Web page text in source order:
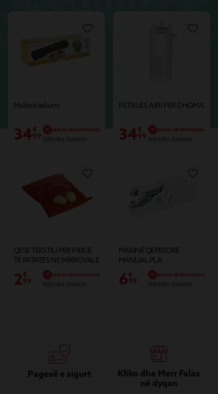
O
TË
ALE
GJE
Makinë vakumi
34€
99
NUK KA NË DISPOZICION
FILTRUES AJRI PER DHOMA
34€
99
NUK KA NË DISPOZICION
QESE TEKSTILI PER PJEKJE
TE PATATES NE MIKROVALE
2€
99
NUK KA NË DISPOZICION
MAKINË QEPESORE
MANUAL PLA
6€
99
NUK KA NË DISPOZICION
Pagesë e sigurt
Kliko dhe Merr Falas
në dyqan